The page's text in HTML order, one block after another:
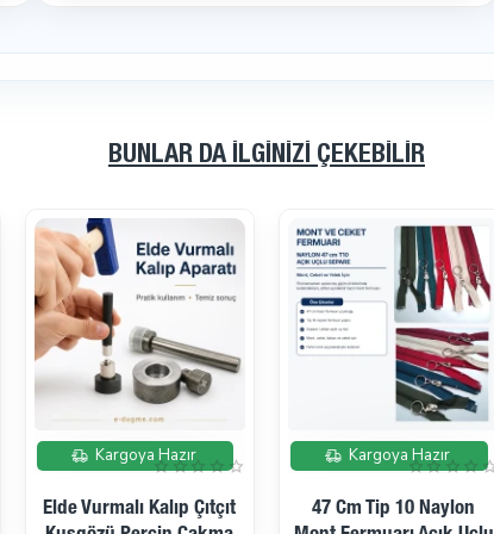
BUNLAR DA İLGINIZI ÇEKEBILIR
Kargoya Hazır
Elde Vurmalı Kalıp Çıtçıt
Kargoya Hazır
47 Cm Tip 10 Naylon